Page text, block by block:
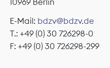
E-Mail: bdzv@bdzv.de
T.: +49 (0) 30 726298-0
F: +49 (0) 30 726298-299